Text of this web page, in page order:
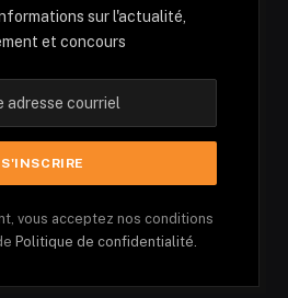
sur l'actualité,
et concours
vous acceptez nos conditions
Politique de confidentialité.